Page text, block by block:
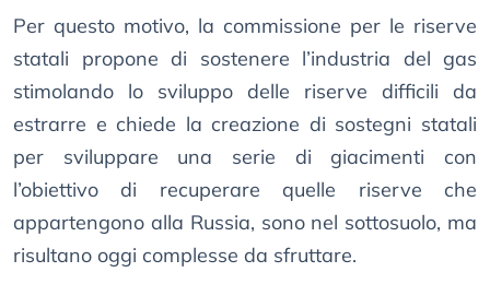
Per questo motivo, la commissione per le riserve
statali propone di sostenere l’industria del gas
stimolando lo sviluppo delle riserve difficili da
estrarre e chiede la creazione di sostegni statali
per sviluppare una serie di giacimenti con
l’obiettivo di recuperare quelle riserve che
appartengono alla Russia, sono nel sottosuolo, ma
risultano oggi complesse da sfruttare.